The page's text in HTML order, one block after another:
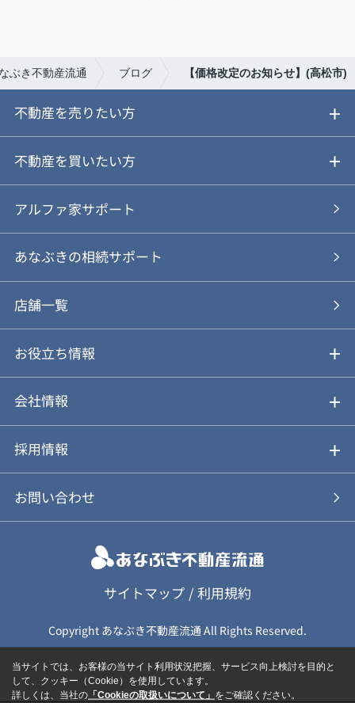
ぶき不動産流通 ブログ 【価格改定のお知らせ】(高松市)
不動産を売りたい方
ご売却ガイド
ご売却の流れ
あなぶきの仲介
あなぶきの買取
仲介と買取のメリット・デメリット
動画やパンフレットで見る
不動産を買いたい方
ご購入ガイド
物件を探す
購入の流れ
購入前も後も安心サポート
お気に入り
アルファ家サポート
あなぶきの相続サポート
店舗一覧
お役立ち情報
不動産Q&A
アルファジャーナル
会社情報
会社概要
スタッフ紹介
個人情報保護方針
カスタマーハラスメント基本方針
保険募集（勧誘）方針
採用情報
新卒採用について
キャリア採用について
応募に関する個人情報取扱について
お問い合わせ
サイトマップ /利用規約
Copyright あなぶき不動産流通 All Rights Reserved.
当サイトでは、お客様の当サイト利用状況把握、サービス向上検討を目的と
して、クッキー（Cookie）を使用しています。
詳しくは、当社の 「Cookieの取扱いについて」 をご確認ください。